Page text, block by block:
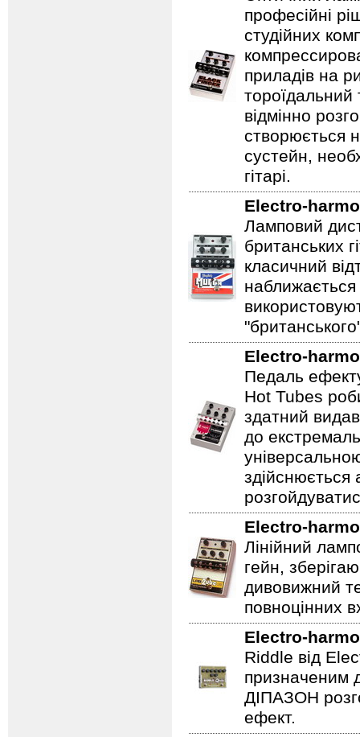
професійні
студійних
приладів на
відмінно
створюється
сустейн,
гітарі.
Electro-
Ламповий
британських
класичний
Electro-
Педаль
Hot Tubes
здатний
до
Electro-
Лінійний
гейн,
дивовижний
повноцінних
Electro-
Riddle від
призначеним
ДІПАЗОН
ефект.